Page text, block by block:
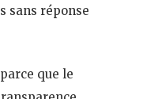
sans réponse
que le